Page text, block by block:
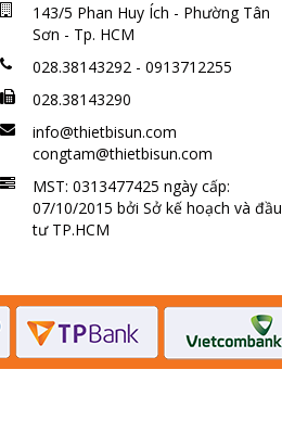
143/5 Phan Huy Ích - Phường Tân
Sơn - Tp. HCM
028.38143292 - 0913712255
028.38143290
info@thietbisun.com
congtam@thietbisun.com
MST: 0313477425 ngày cấp:
07/10/2015 bởi Sở kế hoạch và đầu
tư TP.HCM